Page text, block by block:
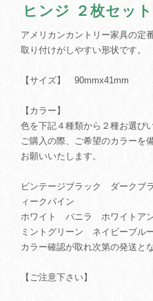
ヒンジ ２枚セット
アメリカンカントリー家具の定
取り付けがしやすい形状です。
【サイズ】 90mmx41mm
【カラー】
色を下記４種類から２種お選び
ご購入の際、ご希望のカラーを
お願いいたします。
ビンテージブラック ダーク
ィークパイン
ホワイト バニラ ホワイトア
ミントグリーン ネイビーブル
カラー確認が取れ次第の発送と
【ご注意下さい】